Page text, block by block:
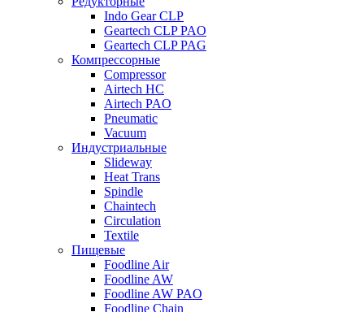
Indo Gear CLP
Geartech CLP PAO
Geartech CLP PAG
Компрессорные
Compressor
Airtech HC
Airtech PAO
Pneumatic
Vacuum
Индустриальные
Slideway
Heat Trans
Spindle
Chaintech
Circulation
Textile
Пищевые
Foodline Air
Foodline AW
Foodline AW PAO
Foodline Chain